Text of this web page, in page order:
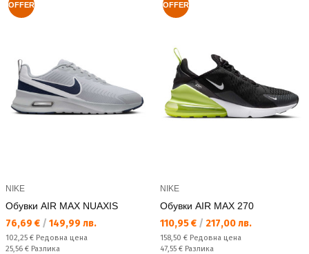
OFFER
NIKE
Обувки AIR MAX NUAXIS
Текуща цена:
76,69 € / 149,99 лв.
Редовна цена:
102,25 € Редовна цена
Спестявате:
25,56 € Разлика
OFFER
NIKE
Обувки AIR MAX 270
Текуща цена:
110,95 € / 217,00 лв.
Редовна цена:
158,50 € Редовна цена
Спестявате:
47,55 € Разлика